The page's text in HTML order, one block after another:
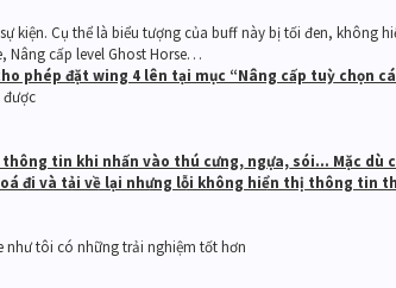
kiện. Cụ thể là biểu tượng của buff này bị tối đen, không
Nâng cấp level Ghost Horse…
phép đặt wing 4 lên tại mục “Nâng cấp tuỳ chọn
được
tin khi nhấn vào thú cưng, ngựa, sói… Mặc dù
đi và tải về lại nhưng lỗi không hiển thị thông tin
như tôi có những trải nghiệm tốt hơn